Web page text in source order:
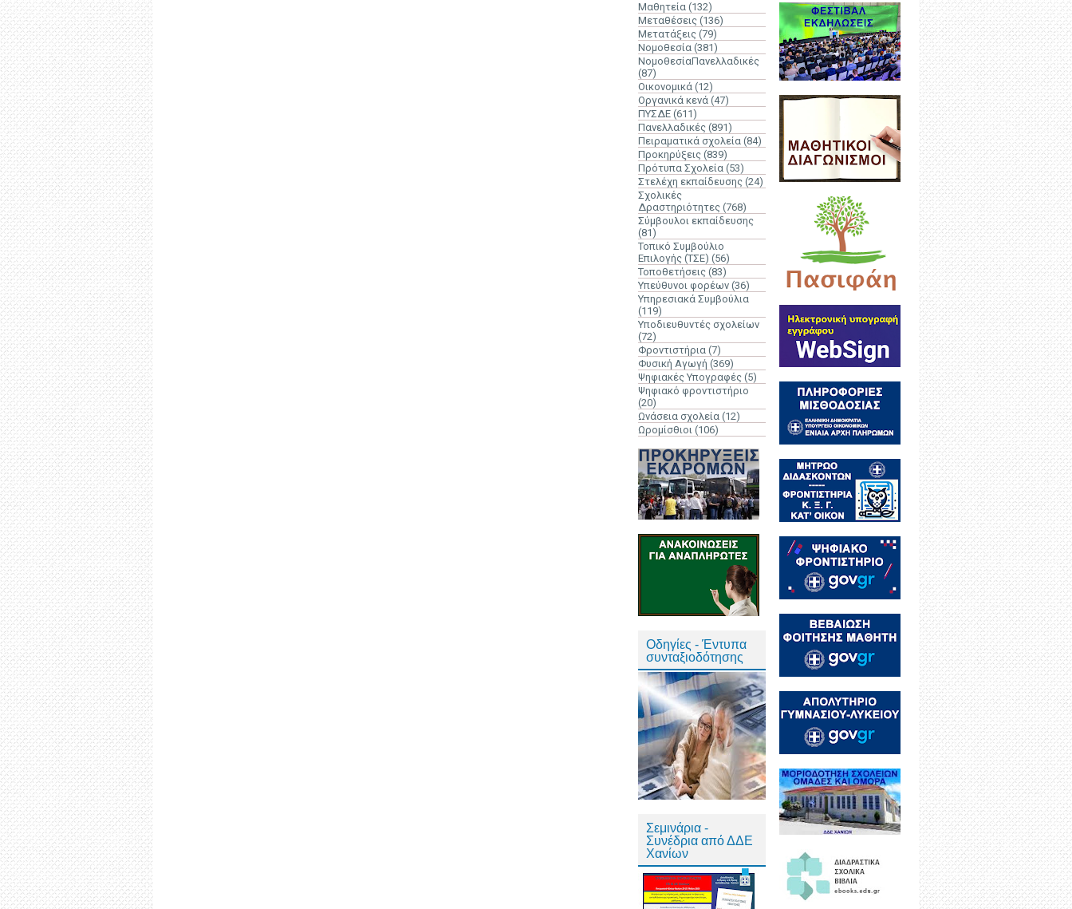
Μαθητεία (132)
Μεταθέσεις (136)
Μετατάξεις (79)
Νομοθεσία (381)
ΝομοθεσίαΠανελλαδικές
(87)
Οικονομικά (12)
Οργανικά κενά (47)
ΠΥΣΔΕ (611)
Πανελλαδικές (891)
Πειραματικά σχολεία (84)
Προκηρύξεις (839)
Πρότυπα Σχολεία (53)
Στελέχη εκπαίδευσης (24)
Σχολικές
Δραστηριότητες (768)
Σύμβουλοι εκπαίδευσης
(81)
Τοπικό Συμβούλιο
Επιλογής (ΤΣΕ) (56)
Τοποθετήσεις (83)
Υπεύθυνοι φορέων (36)
Υπηρεσιακά Συμβούλια
(119)
Υποδιευθυντές σχολείων
(72)
Φροντιστήρια (7)
Φυσική Αγωγή (369)
Ψηφιακές Υπογραφές (5)
Ψηφιακό φροντιστήριο
(20)
Ωνάσεια σχολεία (12)
Ωρομίσθιοι (106)
Οδηγίες - Έντυπα
συνταξιοδότησης
Σεμινάρια -
Συνέδρια από ΔΔΕ
Χανίων